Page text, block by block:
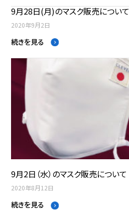
9月28日(月)のマスク販売について
2020年9月2日
続きを見る
9月2日（水）のマスク販売について
2020年8月12日
続きを見る